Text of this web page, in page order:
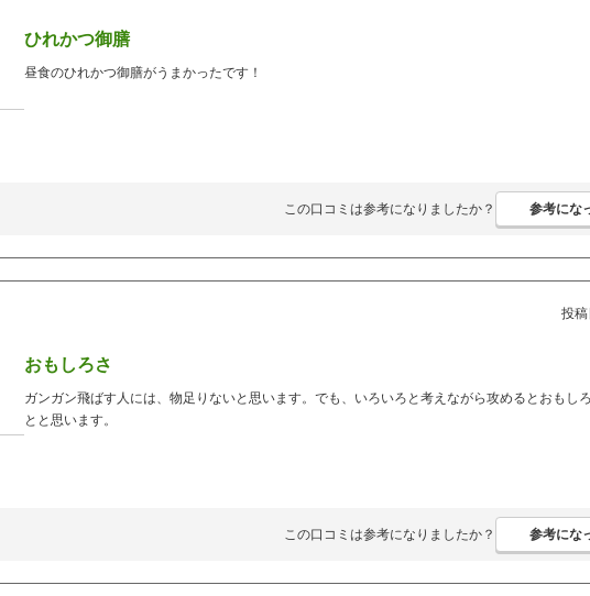
ひれかつ御膳
昼食のひれかつ御膳がうまかったです！
この口コミは参考になりましたか？ 参考にな
投
おもしろさ
ガンガン飛ばす人には、物足りないと思います。でも、いろいろと考えながら攻めるとおもし
とと思います。
この口コミは参考になりましたか？ 参考にな